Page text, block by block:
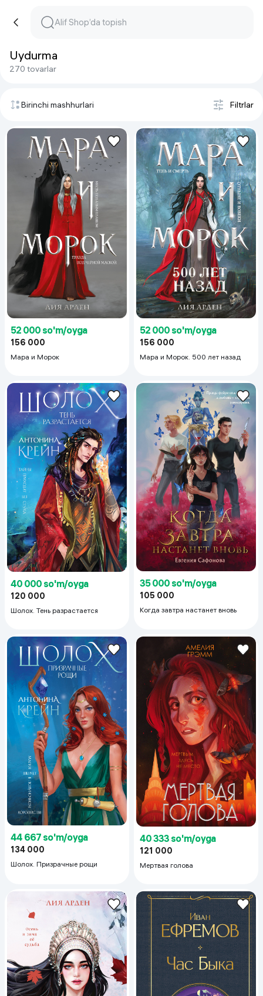
Uydurma
270 tovarlar
Birinchi mashhurlari Filtrlar
52 000 so'm/oyga
156 000
Мара и Морок
52 000 so'm/oyga
156 000
Мара и Морок. 500 лет назад
40 000 so'm/oyga
120 000
Шолох. Тень разрастается
35 000 so'm/oyga
105 000
Когда завтра настанет вновь
44 667 so'm/oyga
134 000
Шолох. Призрачные рощи
40 333 so'm/oyga
121 000
Мертвая голова